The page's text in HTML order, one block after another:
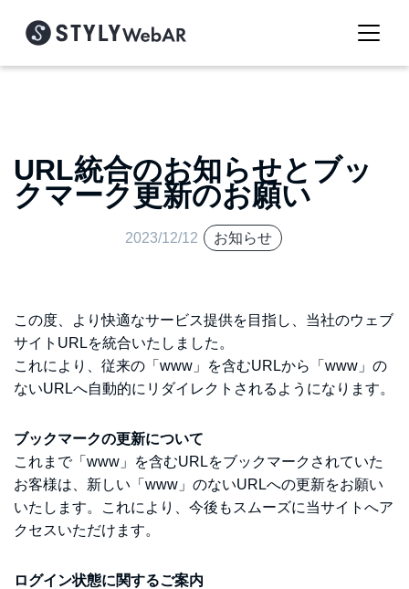
URL統合のお知らせとブッ
クマーク更新のお願い
2023/12/12 お知らせ
この度、より快適なサービス提供を目指し、当社のウェブ
サイトURLを統合いたしました。
これにより、従来の「www」を含むURLから「www」の
ないURLへ自動的にリダイレクトされるようになります。
ブックマークの更新について
これまで「www」を含むURLをブックマークされていた
お客様は、新しい「www」のないURLへの更新をお願い
いたします。これにより、今後もスムーズに当サイトへア
クセスいただけます。
ログイン状態に関するご案内